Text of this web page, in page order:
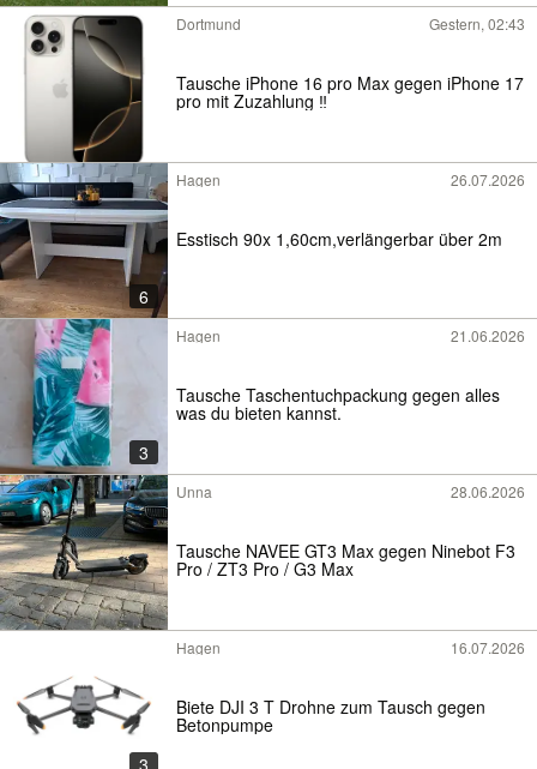
Dortmund Gestern, 02:43
Tausche iPhone 16 pro Max gegen iPhone 17
pro mit Zuzahlung ‼️
6
Hagen 26.07.2026
Esstisch 90x 1,60cm,verlängerbar über 2m
3
Hagen 21.06.2026
Tausche Taschentuchpackung gegen alles
was du bieten kannst.
Unna 28.06.2026
Tausche NAVEE GT3 Max gegen Ninebot F3
Pro / ZT3 Pro / G3 Max
3
Hagen 16.07.2026
Biete DJI 3 T Drohne zum Tausch gegen
Betonpumpe